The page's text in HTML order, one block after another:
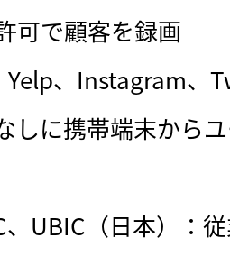
可で顧客を録画
Yelp、Instagram、
しに携帯端末から
、UBIC（日本）：